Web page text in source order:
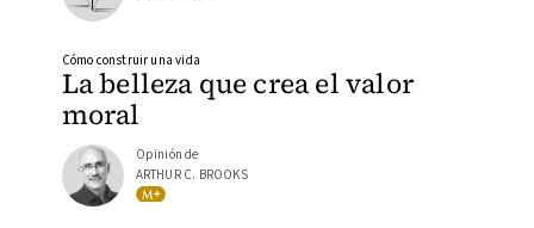
La belleza que crea el valor
moral
Cómo construir una vida
Opinión de
ARTHUR C. BROOKS